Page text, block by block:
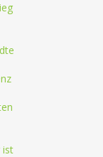
ist